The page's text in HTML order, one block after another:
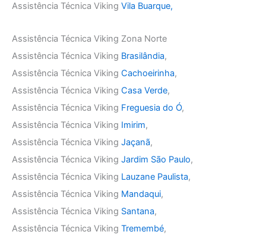
Assistência Técnica Viking Vila Buarque,
Assistência Técnica Viking Zona Norte
Assistência Técnica Viking Brasilândia,
Assistência Técnica Viking Cachoeirinha,
Assistência Técnica Viking Casa Verde,
Assistência Técnica Viking Freguesia do Ó,
Assistência Técnica Viking Imirim,
Assistência Técnica Viking Jaçanã,
Assistência Técnica Viking Jardim São Paulo,
Assistência Técnica Viking Lauzane Paulista,
Assistência Técnica Viking Mandaqui,
Assistência Técnica Viking Santana,
Assistência Técnica Viking Tremembé,